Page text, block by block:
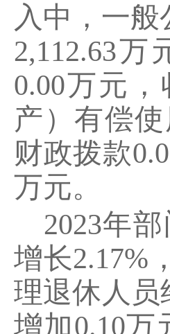
入中，一
2,112.63万
0.00万元，
产）有偿
财政拨款
万元。
2023年
增长2.17%
理退休人员
增加0.10万